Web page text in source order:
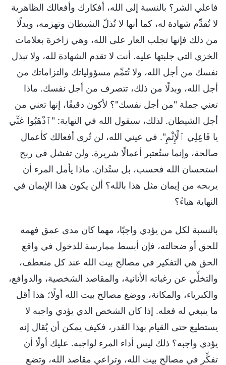
فاعلي الشر؟ بالنسبة إلى الله، أفكارك وأفعالك الظاهرية
لا تُقدِّم شهادة له، كما أنها لا تُذلّ الشيطان وتهزمه، وبدلًا
من ذلك فإنها تجلب العار على الله، وهي زاخرة بعلامات
الخزي التي جلبتها عليه. أنت لا تقدم الشهادة لله، ولا تبذل
نفسك من أجل الله، ولا تُتمِّم مسؤولياتك والتزاماتك من
أجل الله، وبدلًا من ذلك، تتصرف من أجل نفسك. ماذا
تعني جملة "من أجل نفسك"؟ لأكون دقيقًا، إنها تعني من
أجل الشيطان. لذلك، سيقول الله في النهاية: "ٱذْهَبُوا عَنِّي
يا فَاعِلِي ٱلْإِثْمِ". في عيني الله، لن تُرى أفعالك كأعمال
صالحة، وإنما ستُعتبر أعمالًا شريرة. ولن تفشل في ربح
استحسان الله فحسب، بل ستُدان. ماذا يأمل المرء أن
يربحه من إيمان مثل هذا بالله؟ ألن يكون هذا الإيمان في
النهاية هباءً؟
بالنسبة لكل من يؤدي واجبًا، مهما كان مدى عمق فهمه
للحق أو ضحالته، فإن أبسط ممارسة للدخول في واقع
الحق هي التفكير في مصالح بيت الله عند كل منعطف،
والتخلِّي عن رغباته الأنانية، والمقاصد الشخصية، والدوافع،
والكبرياء، والمكانة، ووضع مصالح بيت الله أولًا؛ هذا أقل
ما ينبغي له فعله. إذا كان الشخص الذي يؤدي واجبه لا
يستطيع حتى القيام بهذا القدر، فكيف يمكن أن يُقال إنه
يؤدي واجبه؟ ذلك ليس أداء المرء لواجبه. عليك أولًا أن
تفكِّر في مصالح بيت الله، وتراعي مقاصد الله، وتضع